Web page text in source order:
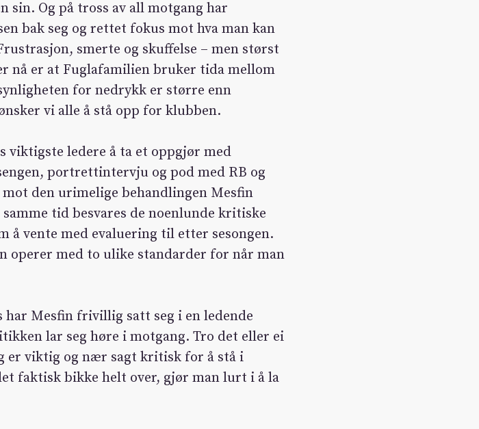
Og på tross av all motgang har
bak seg og rettet fokus mot hva man kan
smerte og skuffelse – men størst
nå er at Fuglafamilien bruker tida mellom
for nedrykk er større enn
vi alle å stå opp for klubben.
viktigste ledere å ta et oppgjør med
portrettintervju og pod med RB og
den urimelige behandlingen Mesfin
tid besvares de noenlunde kritiske
å vente med evaluering til etter sesongen.
operer med to ulike standarder for når man
har Mesfin frivillig satt seg i en ledende
lar seg høre i motgang. Tro det eller ei
er viktig og nær sagt kritisk for å stå i
faktisk bikke helt over, gjør man lurt i å la